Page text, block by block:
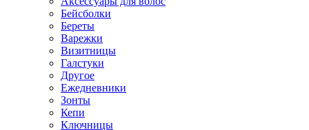
Бейсболки
Береты
Варежки
Визитницы
Галстуки
Другое
Ежедневники
Зонты
Кепи
Ключницы